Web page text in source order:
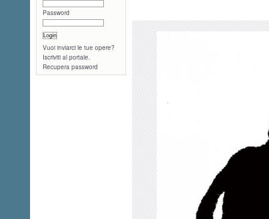
Password
Vuoi inviarci le tue opere?
Iscriviti al portale.
Recupera password